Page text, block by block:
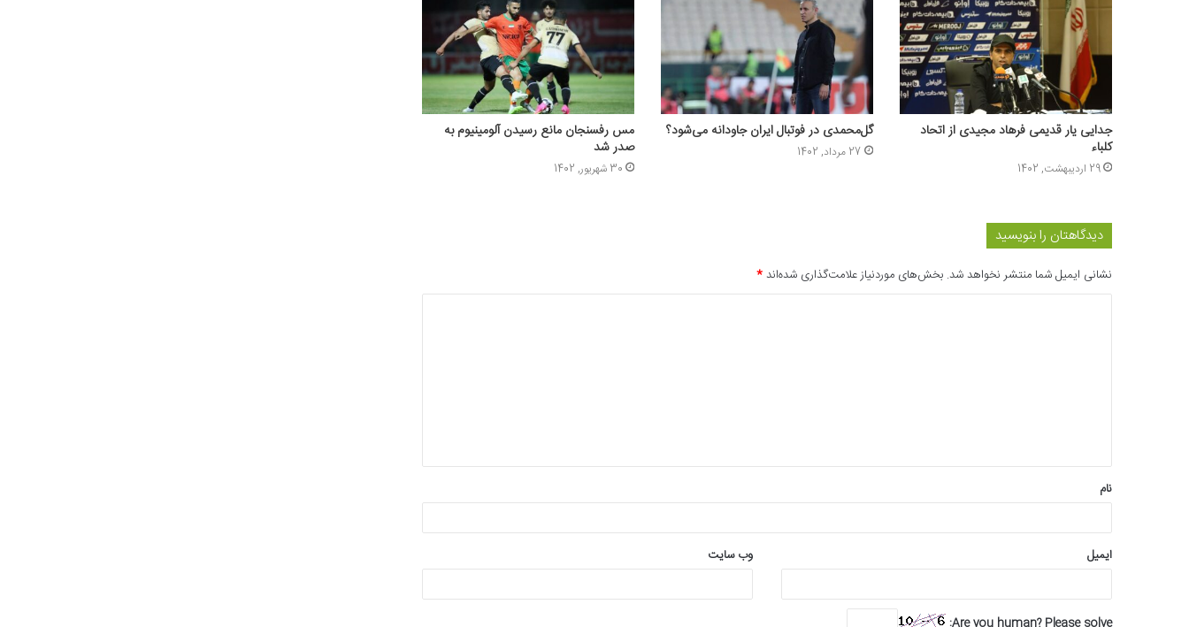
جدایی یار قدیمی فرهاد مجیدی از اتحاد
کلباء
29 اردیبهشت, 1402
گل‌محمدی در فوتبال ایران جاودانه می‌شود؟
27 مرداد, 1402
مس رفسنجان مانع رسیدن آلومینیوم به
صدر شد
30 شهریور, 1402
دیدگاهتان را بنویسید
نشانی ایمیل شما منتشر نخواهد شد. بخش‌های موردنیاز علامت‌گذاری شده‌اند*
*
نام
ایمیل وب‌ سایت